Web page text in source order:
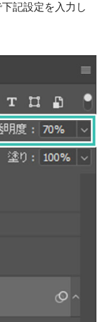
記設定を入力し